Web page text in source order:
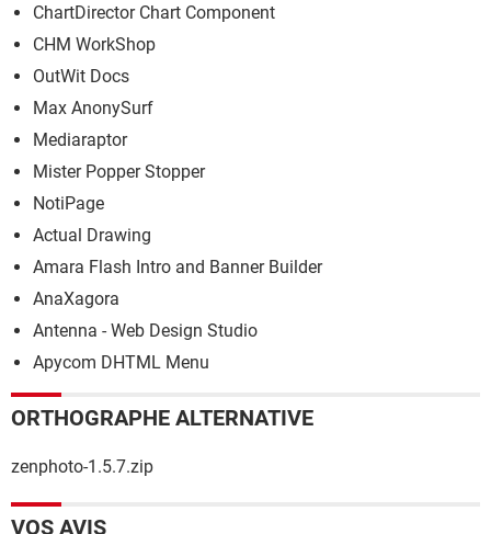
ChartDirector Chart Component
CHM WorkShop
OutWit Docs
Max AnonySurf
Mediaraptor
Mister Popper Stopper
NotiPage
Actual Drawing
Amara Flash Intro and Banner Builder
AnaXagora
Antenna - Web Design Studio
Apycom DHTML Menu
ORTHOGRAPHE ALTERNATIVE
zenphoto-1.5.7.zip
VOS AVIS